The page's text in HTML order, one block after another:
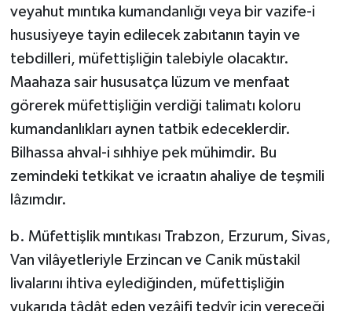
veyahut mıntıka kumandanlığı veya bir vazife-i
hususiyeye tayin edilecek zabıtanın tayin ve
tebdilleri, müfettişliğin talebiyle olacaktır.
Maahaza sair hususatça lüzum ve menfaat
görerek müfettişliğin verdiği talimatı koloru
kumandanlıkları aynen tatbik edeceklerdir.
Bilhassa ahval-i sıhhiye pek mühimdir. Bu
zemindeki tetkikat ve icraatın ahaliye de teşmili
lâzımdır.
b. Müfettişlik mıntıkası Trabzon, Erzurum, Sivas,
Van vilâyetleriyle Erzincan ve Canik müstakil
livalarını ihtiva eylediğinden, müfettişliğin
yukarıda tâdât eden vezâifi tedvîr için vereceği